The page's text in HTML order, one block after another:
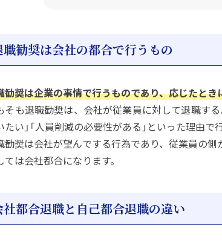
職勧奨は会社の都合で行うもの
勧奨は企業の事情で行うものであり、応じたとき
そも退職勧奨は、会社が従業員に対して退職す
たい」「人員削減の必要性がある」といった理由で
勧奨は会社が望んでする行為であり、従業員の
ては会社都合になります。
社都合退職と自己都合退職の違い